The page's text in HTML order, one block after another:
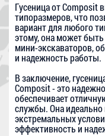
Гусеница от Composit
типоразмеров, что
вариант для любого
этому, она может
мини-экскаваторов,
и надежность работы.
В заключение,
Composit - это
обеспечивает
службы. Она идеально
экстремальных
эффективность и